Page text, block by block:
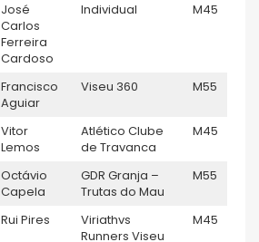
José
Carlos
Ferreira
Cardoso
Individual M45
Francisco
Aguiar
Viseu 360 M55
Vitor
Lemos
Atlético Clube
de Travanca
M45
Octávio
Capela
GDR Granja –
Trutas do Mau
M55
Rui Pires
Viriathvs
Runners Viseu
M45